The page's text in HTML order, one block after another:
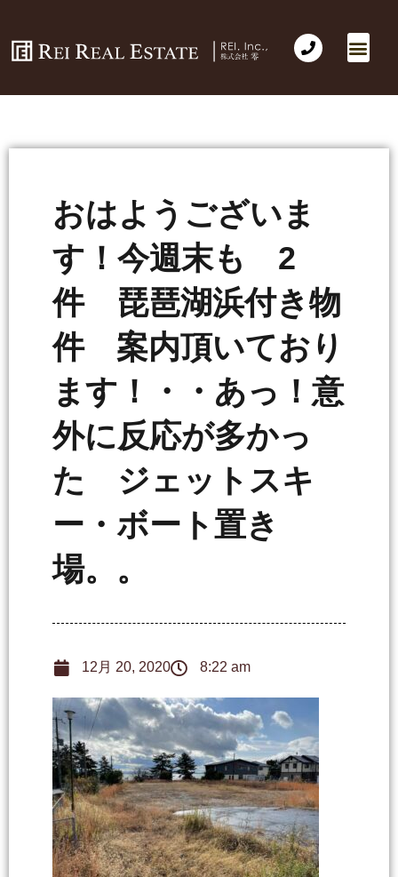
おはようございま
す！今週末も 2
件 琵琶湖浜付き物
件 案内頂いており
ます！・・あっ！意
外に反応が多かっ
た ジェットスキ
ー・ボート置き
場。。
12月 20, 2020 8:22 am